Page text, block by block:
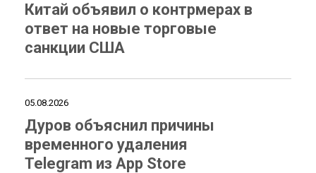
Китай объявил о контрмерах в
ответ на новые торговые
санкции США
05.08.2026
Дуров объяснил причины
временного удаления
Telegram из App Store